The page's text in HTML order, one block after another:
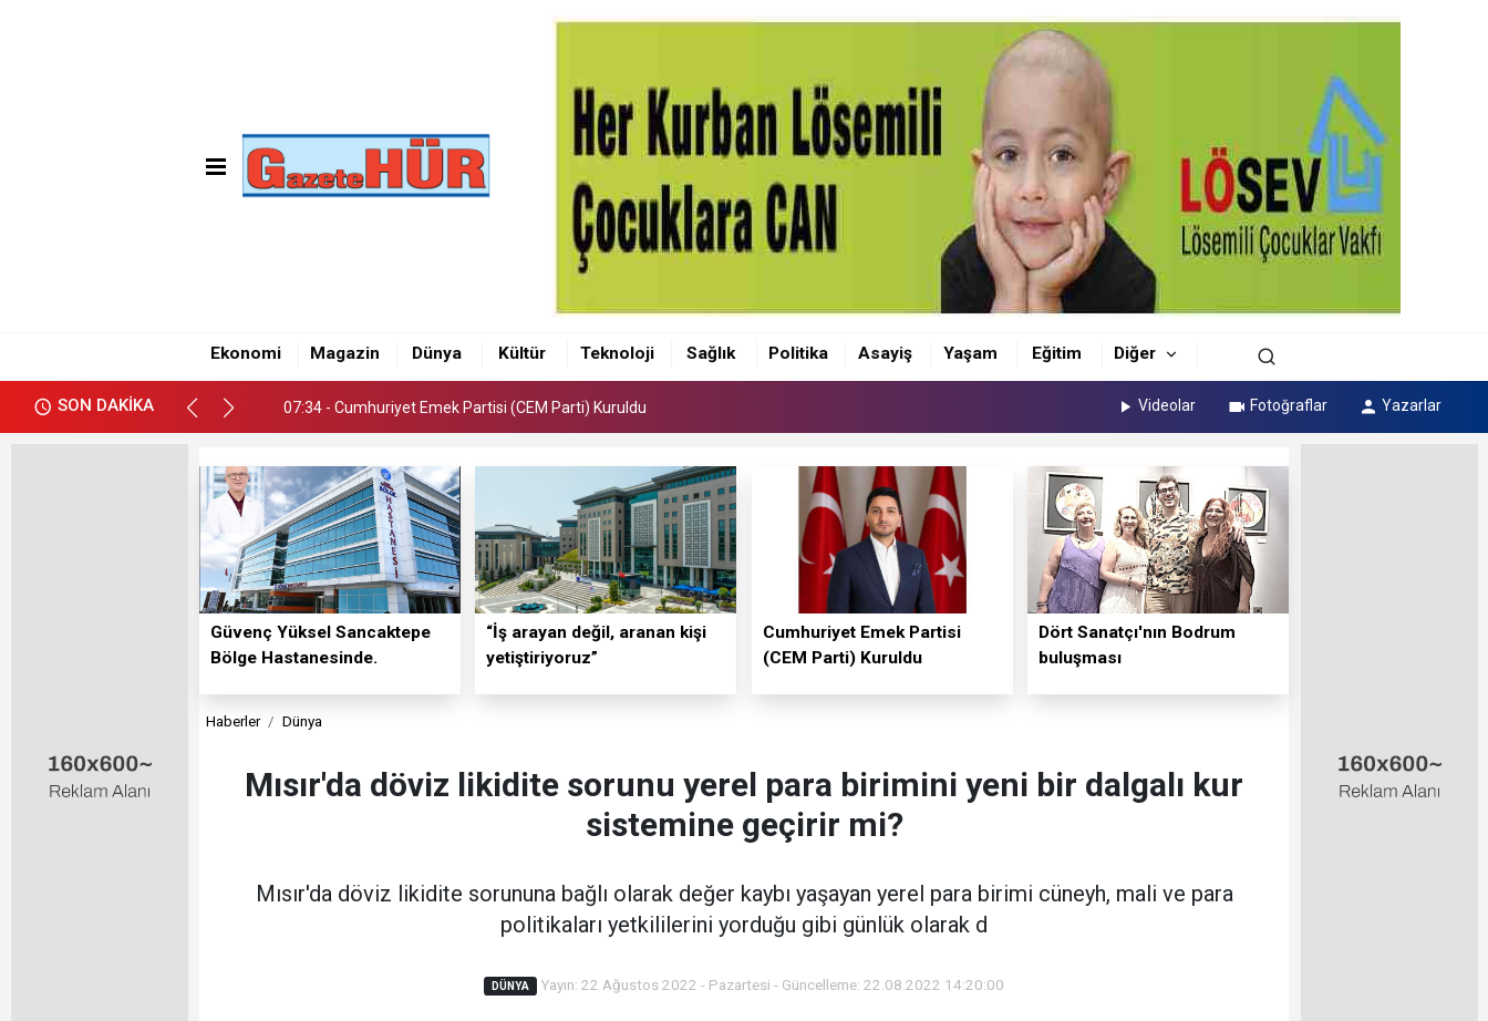
Ekonomi Magazin Dünya Kültür Teknoloji Sağlık Politika Asayiş Yaşam Eğitim Diğer
SON DAKİKA
07:34 - Cumhuriyet Emek Partisi (CEM Parti) Kuruldu
16:13 - Güvenç Yüksel Sancaktepe Bölge Hastanesinde.
16:08 - “İş arayan değil, aranan kişi yetiştiriyoruz”
07:34 - Cumhuriyet Emek Partisi (CEM Parti) Kuruldu Videolar Fotoğraflar Yazarlar
Güvenç Yüksel Sancaktepe
Bölge Hastanesinde.
“İş arayan değil, aranan kişi
yetiştiriyoruz”
Cumhuriyet Emek Partisi
(CEM Parti) Kuruldu
Dört Sanatçı'nın Bodrum
buluşması
Haberler Dünya
Mısır'da döviz likidite sorunu yerel para birimini yeni bir dalgalı kur
sistemine geçirir mi?
Mısır'da döviz likidite sorununa bağlı olarak değer kaybı yaşayan yerel para birimi cüneyh, mali ve para
politikaları yetkililerini yorduğu gibi günlük olarak d
DÜNYA Yayın: 22 Ağustos 2022 - Pazartesi - Güncelleme: 22.08.2022 14:20:00